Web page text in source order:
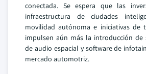
conectada. Se espera que las
infraestructura de ciudades
movilidad autónoma e iniciativas de
impulsen aún más la introducción de
de audio espacial y software de
mercado automotriz.